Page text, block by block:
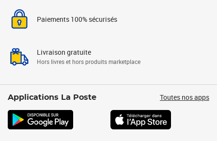
Paiements 100% sécurisés
Livraison gratuite
Hors livres et hors produits marketplace
Applications La Poste Toutes nos apps